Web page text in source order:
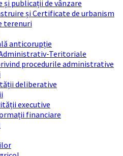
și publicații de vânzare
și Certificate de urbanism
terenuri
anticorupție
Teritoriale
procedurile administrative
deliberative
executive
financiare